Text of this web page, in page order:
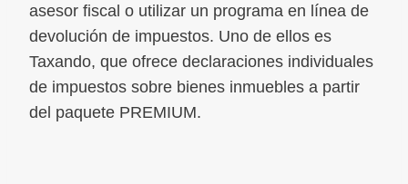
asesor fiscal o utilizar un programa en línea de
devolución de impuestos. Uno de ellos es
Taxando, que ofrece declaraciones individuales
de impuestos sobre bienes inmuebles a partir
del paquete PREMIUM.